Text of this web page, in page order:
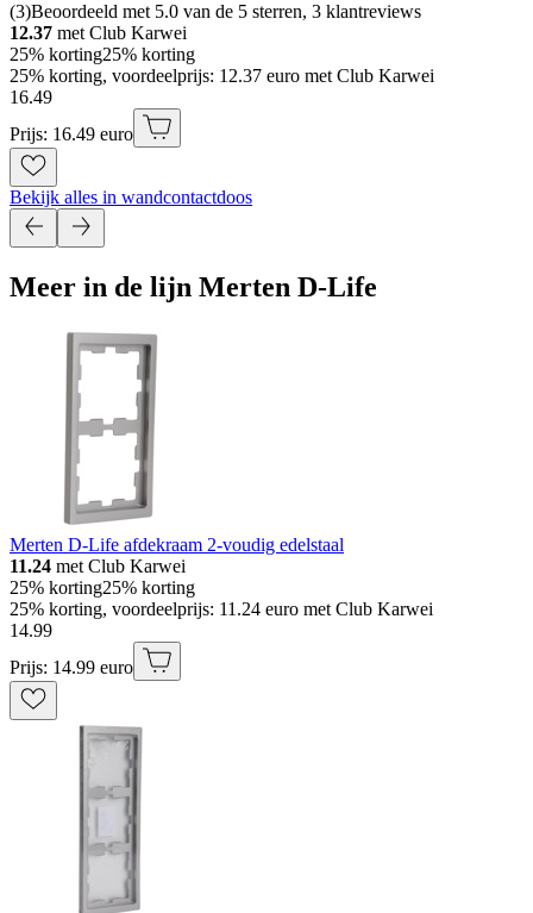
(3)Beoordeeld met 5.0 van de 5 sterren, 3 klantreviews
12.37 met Club Karwei
25% korting25% korting
25% korting, voordeelprijs: 12.37 euro met Club Karwei
16.49
Prijs: 16.49 euro
Bekijk alles in wandcontactdoos
Meer in de lijn Merten D-Life
Merten D-Life afdekraam 2-voudig edelstaal
11.24 met Club Karwei
25% korting25% korting
25% korting, voordeelprijs: 11.24 euro met Club Karwei
14.99
Prijs: 14.99 euro